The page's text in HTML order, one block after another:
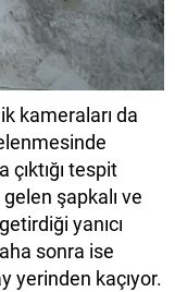
kameraları da
tespit
şapkalı ve
yanıcı
sonra ise
yerinden kaçıyor.